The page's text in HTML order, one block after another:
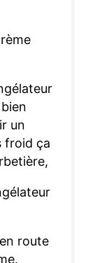
un
froid ça
route